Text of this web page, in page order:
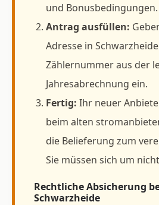
und Bonusbedingungen.
Antrag ausfüllen:
Adresse in
Zählernummer aus der
Jahresabrechnung ein.
Fertig: Ihr neuer
beim alten
die Belieferung zum
Sie müssen sich um
Rechtliche Absicherung
Schwarzheide